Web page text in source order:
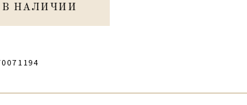
В НАЛИЧИИ